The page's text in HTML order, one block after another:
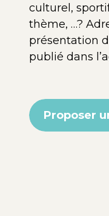
culturel,
thème, …?
présentation
publié dans
Proposer